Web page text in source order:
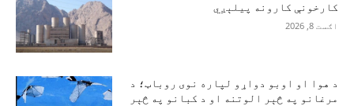
کارخونې کارونه پیلېږي
اګست 8, 2026
د هوا او اوبو دواړو لپاره نوی روباټ؛ د
مرغانو په څېر الوتنه او د کبانو په څېر